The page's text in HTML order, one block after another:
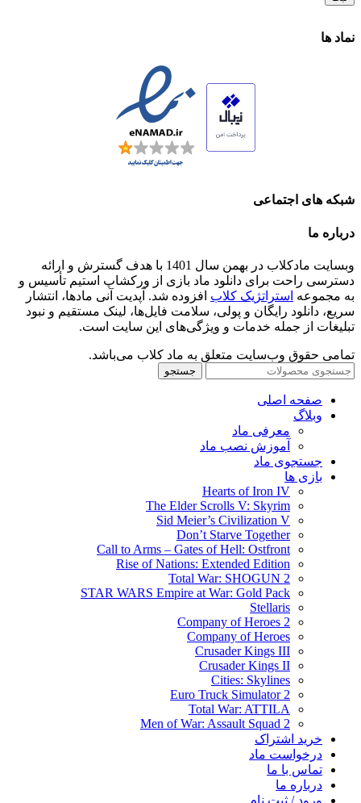
نماد ها
شبکه های اجتماعی
درباره ما
وبسایت مادکلاب در بهمن سال 1401 با هدف گسترش و ارائه
دسترسی راحت برای دانلود ماد بازی از ورکشاپ استیم تأسیس و
به مجموعه استراتژیک کلاب افزوده شد. آپدیت آنی مادها، انتشار
سریع، دانلود رایگان و پولی، سلامت فایل‌ها، لینک مستقیم و نبود
تبلیغات از جمله خدمات و ویژگی‌های این سایت است.
تمامی حقوق وب‌سایت متعلق به ماد کلاب می‌باشد.
جستجو
صفحه اصلی
وبلاگ
معرفی ماد
آموزش نصب ماد
جستجوی ماد
بازی ها
Hearts of Iron IV
The Elder Scrolls V: Skyrim
Sid Meier’s Civilization V
Don’t Starve Together
Call to Arms – Gates of Hell: Ostfront
Rise of Nations: Extended Edition
Total War: SHOGUN 2
STAR WARS Empire at War: Gold Pack
Stellaris
Company of Heroes 2
Company of Heroes
Crusader Kings III
Crusader Kings II
Cities: Skylines
Euro Truck Simulator 2
Total War: ATTILA
Men of War: Assault Squad 2
خرید اشتراک
درخواست ماد
تماس با ما
درباره ما
ورود / ثبت نام